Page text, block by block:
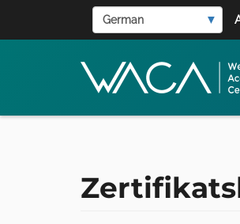
Select
your